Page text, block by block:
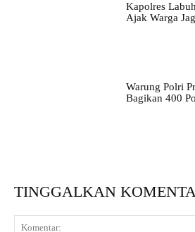
Kapolres
Ajak Warga
Warung Polri
Bagikan 400
TINGGALKAN